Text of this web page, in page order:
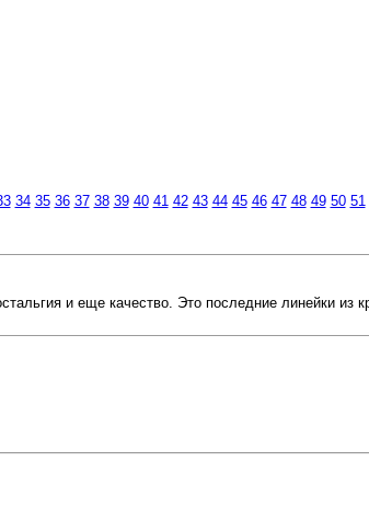
34 35 36 37 38 39 40 41 42 43 44 45 46 47 48 49 50 51
и еще качество. Это последние линейки из